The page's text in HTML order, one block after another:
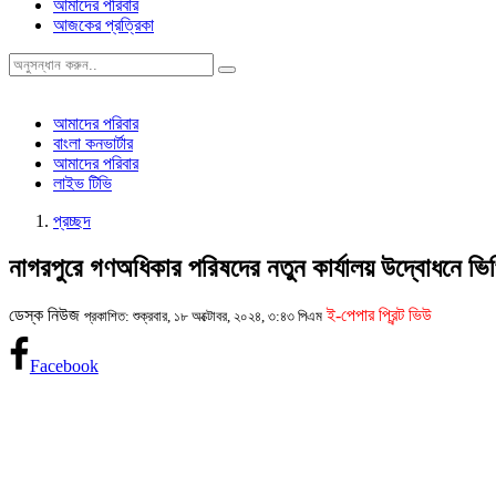
আমাদের পরিবার
আজকের প্রত্রিকা
আমাদের পরিবার
বাংলা কনভার্টার
আমাদের পরিবার
লাইভ টিভি
প্রচ্ছদ
নাগরপুরে গণঅধিকার পরিষদের নতুন কার্যালয় উদ্বোধনে
ডেস্ক নিউজ প্রকাশিত: শুক্রবার, ১৮ অক্টোবর, ২০২৪, ৩:৪৩ পিএম ই-পেপার প্রিন্ট ভিউ
Facebook